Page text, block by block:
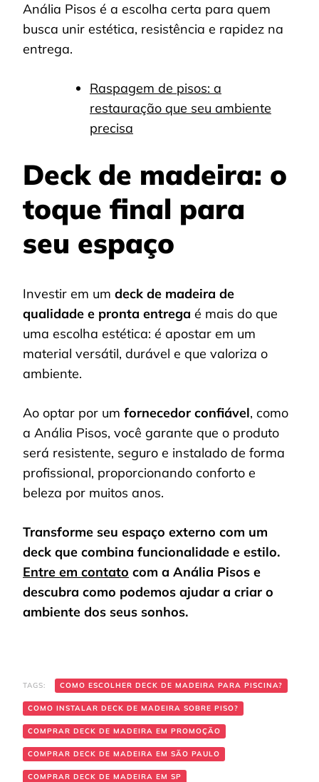
Anália Pisos é a escolha certa para quem
busca unir estética, resistência e rapidez na
entrega.
Raspagem de pisos: a
restauração que seu ambiente
precisa
Deck de madeira: o
toque final para
seu espaço
Investir em um deck de madeira de
qualidade e pronta entrega é mais do que
uma escolha estética: é apostar em um
material versátil, durável e que valoriza o
ambiente.
Ao optar por um fornecedor confiável, como
a Anália Pisos, você garante que o produto
será resistente, seguro e instalado de forma
profissional, proporcionando conforto e
beleza por muitos anos.
Transforme seu espaço externo com um
deck que combina funcionalidade e estilo.
Entre em contato com a Anália Pisos e
descubra como podemos ajudar a criar o
ambiente dos seus sonhos.
TAGS: COMO ESCOLHER DECK DE MADEIRA PARA PISCINA?
COMO INSTALAR DECK DE MADEIRA SOBRE PISO?
COMPRAR DECK DE MADEIRA EM PROMOÇÃO
COMPRAR DECK DE MADEIRA EM SÃO PAULO
COMPRAR DECK DE MADEIRA EM SP